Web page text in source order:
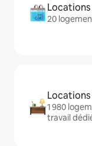
Locations
20
1 980
travail